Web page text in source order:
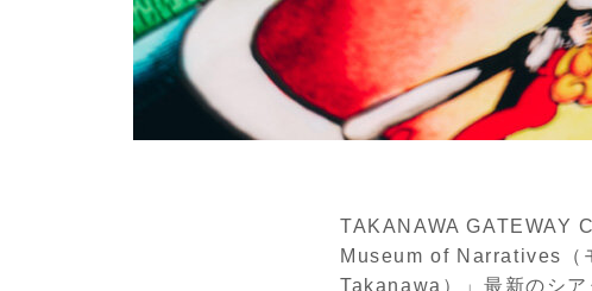
TAKANAWA GATEWAY
Museum of Narratives（
Takanawa）」最新のシ